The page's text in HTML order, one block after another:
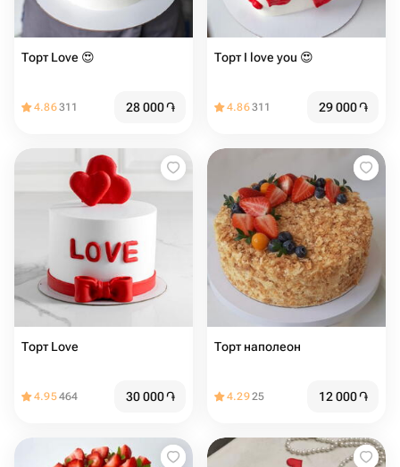
Торт Love 😍
4.86311 28 000֏
Торт I love you 😍
4.86311 29 000֏
Торт Love ️
4.95464 30 000֏
Торт наполеон
4.2925 12 000֏